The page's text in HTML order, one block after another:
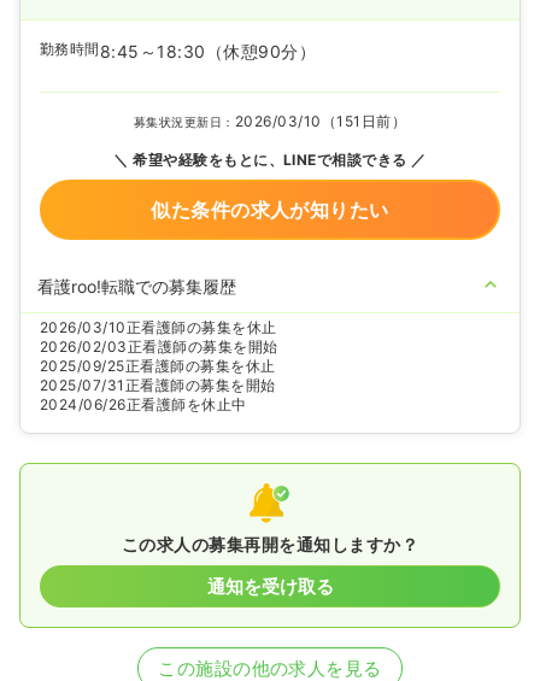
勤務時間 8:45～18:30 （休憩90分）
募集状況更新日： 2026/03/10（151日前）
希望や経験をもとに、LINEで相談できる
似た条件の求人が知りたい
看護roo!転職での募集履歴
2026/03/10正看護師の募集を休止
2026/02/03正看護師の募集を開始
2025/09/25正看護師の募集を休止
2025/07/31 正看護師の募集を開始
2024/06/26正看護師を休止中
この求人の募集再開を通知しますか？
通知を受け取る
この施設の他の求人を見る